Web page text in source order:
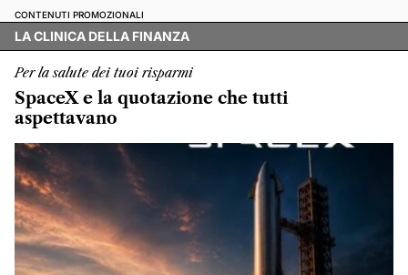
CONTENUTI PROMOZIONALI
LA CLINICA DELLA FINANZA
Per la salute dei tuoi risparmi
SpaceX e la quotazione che tutti
aspettavano